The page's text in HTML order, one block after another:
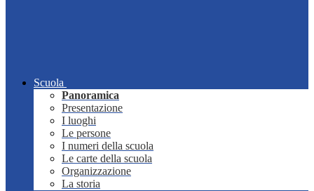
Scuola
Panoramica
Presentazione
I luoghi
Le persone
I numeri della scuola
Le carte della scuola
Organizzazione
La storia